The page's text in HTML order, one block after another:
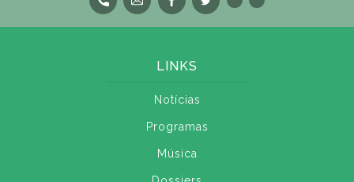
LINKS
Notícias
Programas
Música